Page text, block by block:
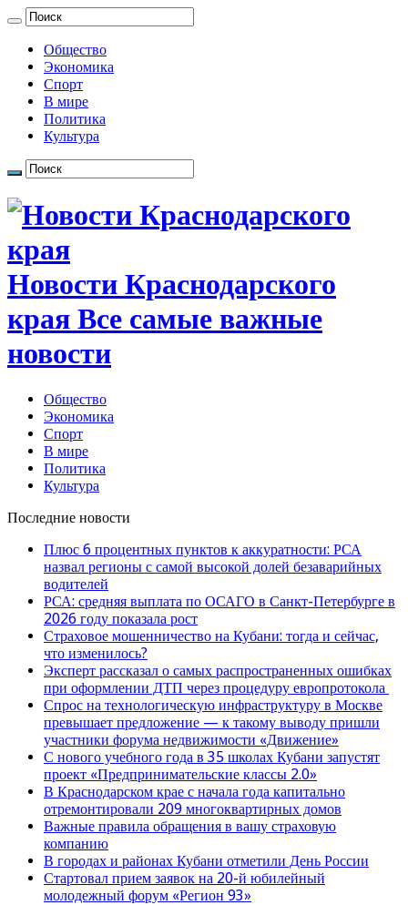
Общество
Экономика
Спорт
В мире
Политика
Культура
Новости Краснодарского
края Все самые важные
новости
Общество
Экономика
Спорт
В мире
Политика
Культура
Последние новости
Плюс 6 процентных пунктов к аккуратности: РСА
назвал регионы с самой высокой долей безаварийных
водителей
РСА: средняя выплата по ОСАГО в Санкт-Петербурге в
2026 году показала рост
Страховое мошенничество на Кубани: тогда и сейчас,
что изменилось?
Эксперт рассказал о самых распространенных ошибках
при оформлении ДТП через процедуру европротокола
Спрос на технологическую инфраструктуру в Москве
превышает предложение — к такому выводу пришли
участники форума недвижимости «Движение»
С нового учебного года в 35 школах Кубани запустят
проект «Предпринимательские классы 2.0»
В Краснодарском крае с начала года капитально
отремонтировали 209 многоквартирных домов
Важные правила обращения в вашу страховую
компанию
В городах и районах Кубани отметили День России
Стартовал прием заявок на 20-й юбилейный
молодежный форум «Регион 93»